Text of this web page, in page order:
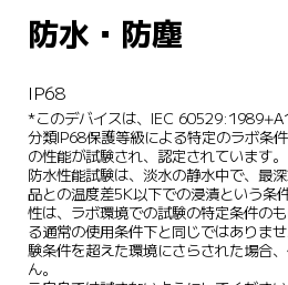
防水・防塵
IP68
*このデバイスは、IEC
分類IP68保護等級による特定のラボ条
の性能が試験され、認定されています。
防水性能試験は、淡水の静水中で、最
品との温度差5K以下での浸漬という条
性は、ラボ環境での試験の特定条件の
る通常の使用条件下と同じではありま
験条件を超えた環境にさらされた場合
ん。